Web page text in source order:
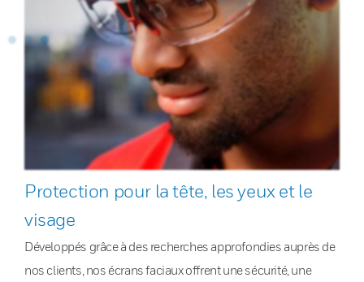
Protection pour la tête, les yeux et le
visage
Développés grâce à des recherches approfondies auprès de
nos clients, nos écrans faciaux offrent une sécurité, une